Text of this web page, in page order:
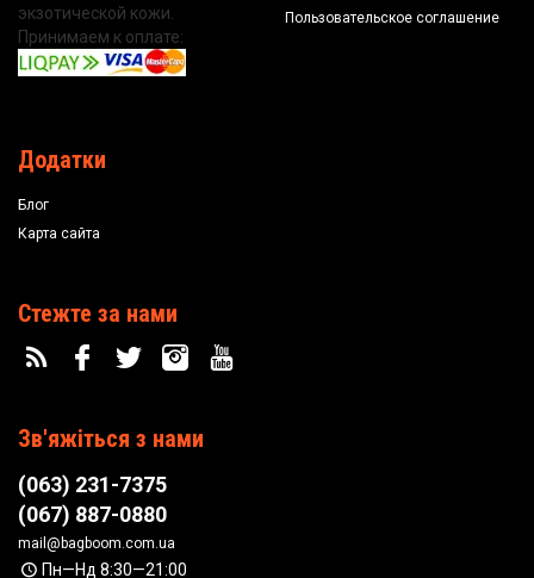
экзотической кожи.
Принимаем к оплате:
Пользовательское соглашение
Додатки
Блог
Карта сайта
Стежте за нами
Зв'яжіться з нами
(063) 231-7375
(067) 887-0880
mail@bagboom.com.ua
Пн—Нд 8:30—21:00